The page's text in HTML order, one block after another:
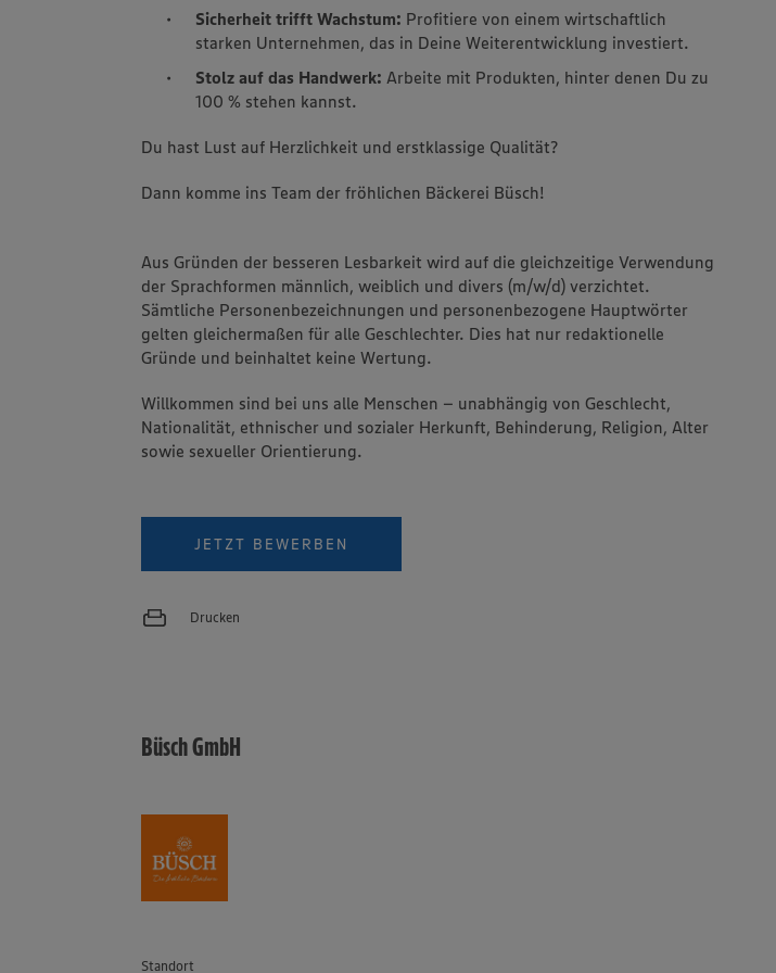
Sicherheit trifft Wachstum: Profitiere von einem wirtschaftlich
starken Unternehmen, das in Deine Weiterentwicklung investiert.
Stolz auf das Handwerk: Arbeite mit Produkten, hinter denen Du zu
100 % stehen kannst.
Du hast Lust auf Herzlichkeit und erstklassige Qualität?
Dann komme ins Team der fröhlichen Bäckerei Büsch!
Aus Gründen der besseren Lesbarkeit wird auf die gleichzeitige Verwendung
der Sprachformen männlich, weiblich und divers (m/w/d) verzichtet.
Sämtliche Personenbezeichnungen und personenbezogene Hauptwörter
gelten gleichermaßen für alle Geschlechter. Dies hat nur redaktionelle
Gründe und beinhaltet keine Wertung.
Willkommen sind bei uns alle Menschen – unabhängig von Geschlecht,
Nationalität, ethnischer und sozialer Herkunft, Behinderung, Religion, Alter
sowie sexueller Orientierung.
JETZT BEWERBEN
Drucken
Büsch GmbH
Standort